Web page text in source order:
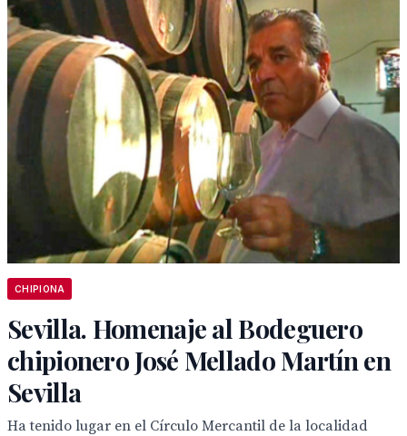
CHIPIONA
Sevilla. Homenaje al Bodeguero
chipionero José Mellado Martín en
Sevilla
Ha tenido lugar en el Círculo Mercantil de la localidad